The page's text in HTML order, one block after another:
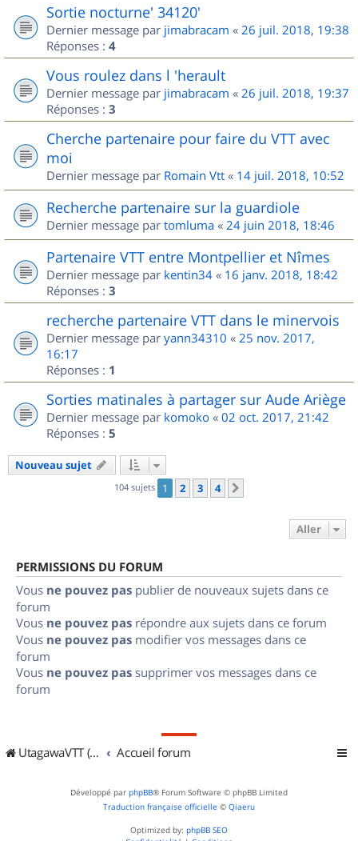
Sortie nocturne' 34120'
Dernier message par jimabracam « 26 juil. 2018, 19:38
Réponses : 4
Vous roulez dans l 'herault
Dernier message par jimabracam « 26 juil. 2018, 19:37
Réponses : 3
Cherche partenaire pour faire du VTT avec
moi
Dernier message par Romain Vtt « 14 juil. 2018, 10:52
Recherche partenaire sur la guardiole
Dernier message par tomluma « 24 juin 2018, 18:46
Partenaire VTT entre Montpellier et Nîmes
Dernier message par kentin34 « 16 janv. 2018, 18:42
Réponses : 3
recherche partenaire VTT dans le minervois
Dernier message par yann34310 « 25 nov. 2017,
16:17
Réponses : 1
Sorties matinales à partager sur Aude Ariège
Dernier message par komoko « 02 oct. 2017, 21:42
Réponses : 5
Nouveau sujet
104 sujets 1 2 3 4
Aller
PERMISSIONS DU FORUM
Vous ne pouvez pas publier de nouveaux sujets dans ce
forum
Vous ne pouvez pas répondre aux sujets dans ce forum
Vous ne pouvez pas modifier vos messages dans ce
forum
Vous ne pouvez pas supprimer vos messages dans ce
forum
UtagawaVTT (Randos VTT et VTTAE avec traces GPS) Accueil forum
Développé par phpBB® Forum Software © phpBB Limited
Traduction française officielle © Qiaeru
Optimized by: phpBB SEO